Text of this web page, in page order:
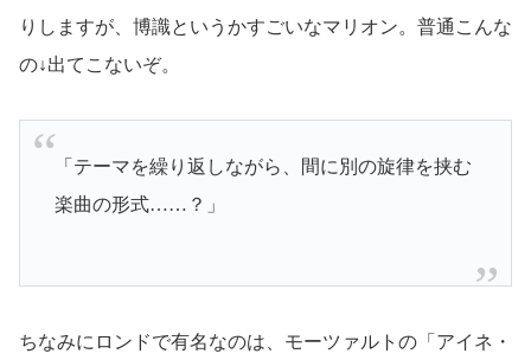
りしますが、博識というかすごいなマリオン。普通こんな
の↓出てこないぞ。
「テーマを繰り返しながら、間に別の旋律を挟む
楽曲の形式……？」
ちなみにロンドで有名なのは、モーツァルトの「アイネ・